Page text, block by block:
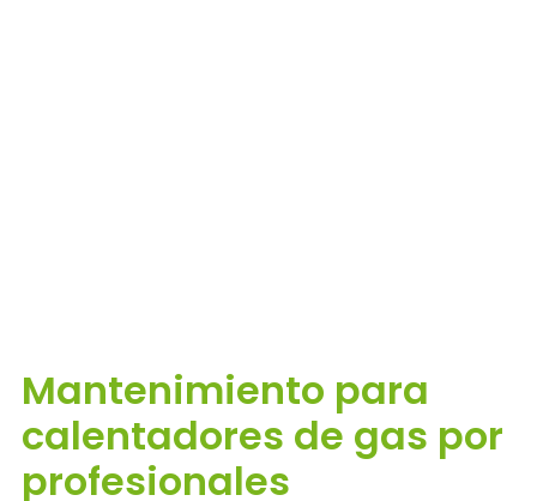
Mantenimiento para
calentadores de gas por
profesionales